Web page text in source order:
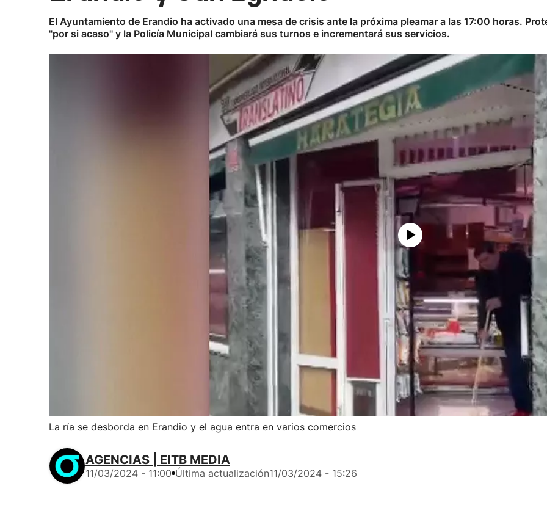
El Ayuntamiento de Erandio ha activado una mesa de crisis ante la próxima pleamar a las 17:00 horas.
"por si acaso" y la Policía Municipal cambiará sus turnos e incrementará sus servicios.
La ría se desborda en Erandio y el agua entra en varios comercios
AGENCIAS | EITB MEDIA
11/03/2024 - 11:00 Última actualización11/03/2024 - 15:26